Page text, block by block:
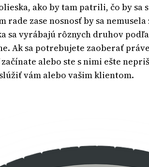
ako by tam patrili, čo by
zase nosnosť by sa
sa vyrábajú rôznych druhov
Ak sa potrebujete zaoberať
alebo ste s nimi ešte
vám alebo vašim klientom.